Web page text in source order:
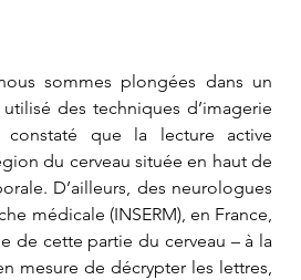
sommes plongées dans un
des techniques d’imagerie
que la lecture active
du cerveau située en haut de
D’ailleurs, des neurologues
médicale (INSERM), en France,
de cette partie du cerveau – à la
mesure de décrypter les lettres,